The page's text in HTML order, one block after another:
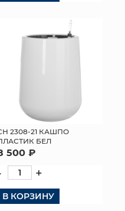
2308-21 КАШПО
БЕЛ
500 ₽
+
В КОРЗИНУ